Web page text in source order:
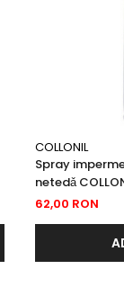
COLLONIL
Spray
netedǎ
ml
62,00 RON